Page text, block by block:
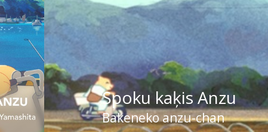
Spoku kaķis Anzu
Bakeneko anzu-chan